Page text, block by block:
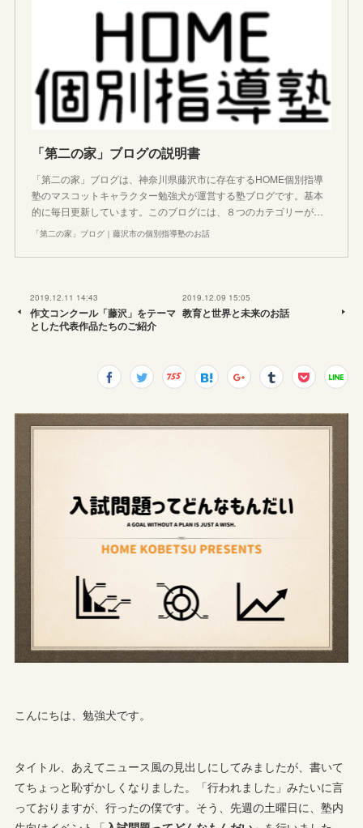
「第二の家」ブログの説明書
「第二の家」ブログは、神奈川県藤沢市に存在するHOME個別指導
塾のマスコットキャラクター勉強犬が運営する塾ブログです。基本
的に毎日更新しています。このブログには、８つのカテゴリーが…
「第二の家」ブログ｜藤沢市の個別指導塾のお話
2019.12.11 14:43
作文コンクール「藤沢」をテーマ
とした代表作品たちのご紹介
2019.12.09 15:05
教育と世界と未来のお話
こんにちは、勉強犬です。
タイトル、あえてニュース風の見出しにしてみましたが、書いて
てちょっと恥ずかしくなりました。「行われました」みたいに言
っておりますが、行ったの僕です。そう、先週の土曜日に、塾内